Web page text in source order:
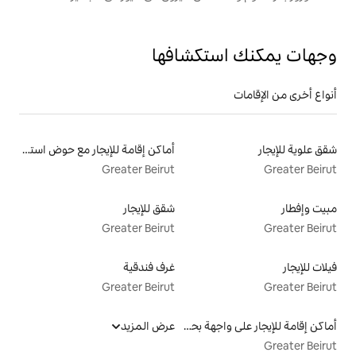
أماكن إقامة للإيجار مع حوض استحمام ساخن
Greater Beirut
شقق للإيجار
Greater Beirut
غرف فندقية
Greater Beirut
أماكن إقامة للإيجار على واجهة بحرية عرض المزيد